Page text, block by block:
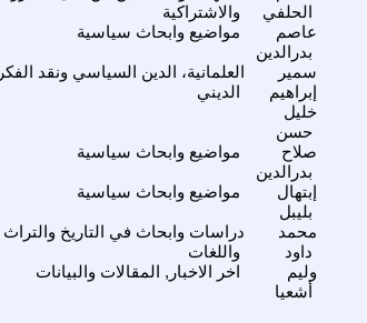
والاشتراكية
الحلفي
مواضيع وابحاث سياسية
عاصم
بدرالدين
العلمانية، الدين السياسي ونقد الفكر
الديني
سمير
إبراهيم
خليل
حسن
مواضيع وابحاث سياسية
صلاح
بدرالدين
مواضيع وابحاث سياسية
إبتهال
بليبل
دراسات وابحاث في التاريخ والتراث
واللغات
محمد
داود
اخر الاخبار, المقالات والبيانات
وليم
أشعيا